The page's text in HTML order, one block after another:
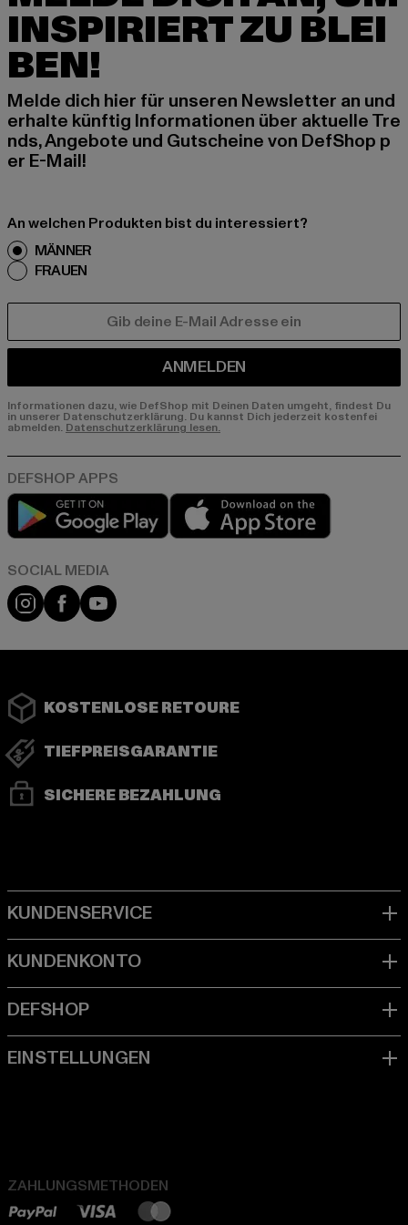
INSPIRIERT ZU BLEI
BEN!
Melde dich hier für unseren Newsletter an und
erhalte künftig Informationen über aktuelle Tre
nds, Angebote und Gutscheine von DefShop p
er E-Mail!
An welchen Produkten bist du interessiert?
MÄNNER
FRAUEN
ANMELDEN
Informationen dazu, wie DefShop mit Deinen Daten umgeht, findest Du
in unserer Datenschutzerklärung. Du kannst Dich jederzeit kostenfei
abmelden. Datenschutzerklärung lesen.
Play market
Instagram
FacebookYouTube
KOSTENLOSE RETOURE
TIEFPREISGARANTIE
SICHERE BEZAHLUNG
ZAHLUNGSMETHODEN